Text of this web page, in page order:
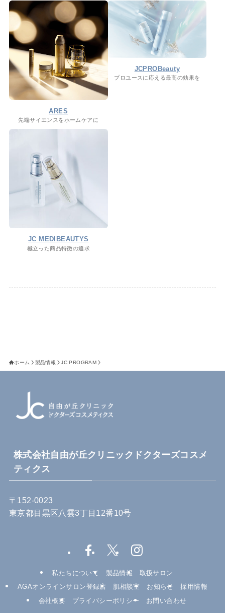
ARES
先端サイエンスをホームケアに
JCPROBeauty
プロユースに応える最高の効果を
JC MEDIBEAUTYS
極立った商品特徴の追求
ホーム 製品情報 JC PROGRAM
株式会社自由が丘クリニックドクターズコスメ
ティクス
〒152-0023
東京都目黒区八雲3丁目12番10号
私たちについて 製品情報
取扱サロン
AGAオンラインサロン登録店
肌相談室 お知らせ
採用情報
会社概要
プライバシーポリシー お問い合わせ